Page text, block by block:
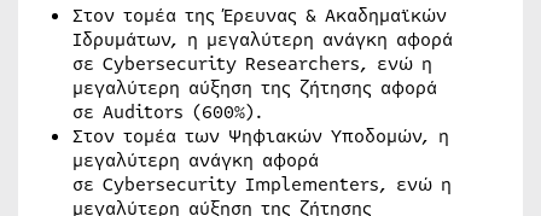
Στον τομέα της Έρευνας & Ακαδημαϊκών
Ιδρυμάτων, η μεγαλύτερη ανάγκη αφορά
σε Cybersecurity Researchers, ενώ η
μεγαλύτερη αύξηση της ζήτησης αφορά
σε Auditors (600%).
Στον τομέα των Ψηφιακών Υποδομών, η
μεγαλύτερη ανάγκη αφορά
σε Cybersecurity Implementers, ενώ η
μεγαλύτερη αύξηση της ζήτησης